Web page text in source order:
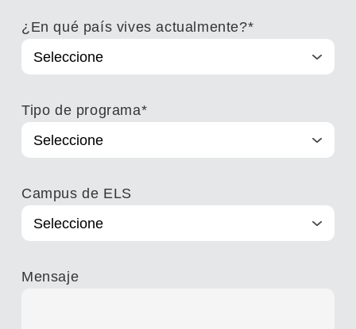
¿En qué país vives actualmente?*
Tipo de programa*
Campus de ELS
Mensaje